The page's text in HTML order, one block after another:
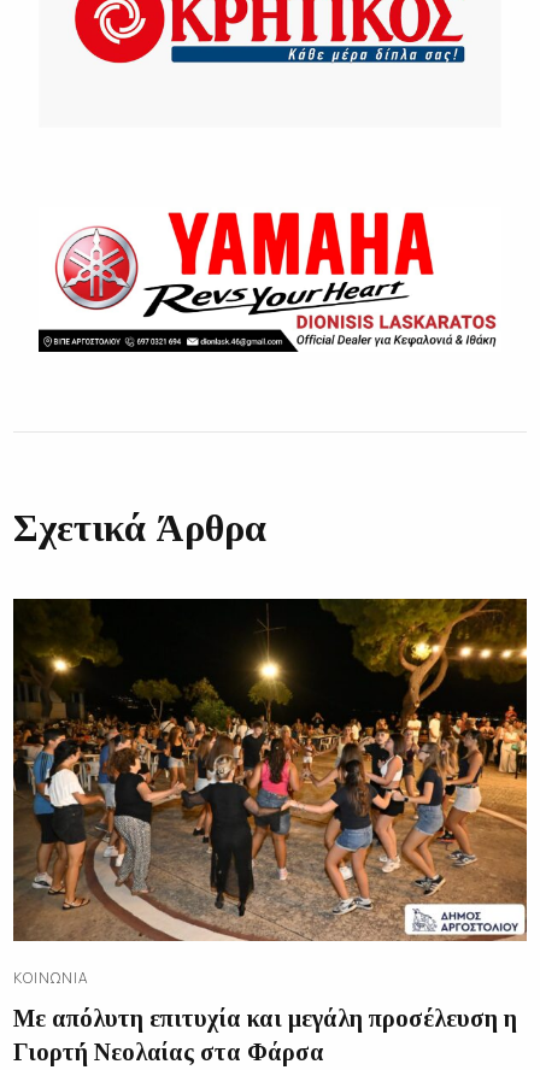
Σχετικά Άρθρα
ΚΟΙΝΩΝΊΑ
Με απόλυτη επιτυχία και μεγάλη προσέλευση η
Γιορτή Νεολαίας στα Φάρσα